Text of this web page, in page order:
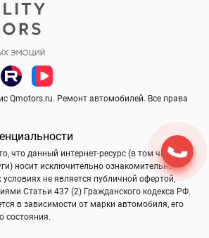
Qmotors.ru. Ремонт автомобилей. Все права
что данный интернет-ресурс (в том числе
носит исключительно ознакомительный
условиях не является публичной офертой,
Статьи 437 (2) Гражданского кодекса РФ.
в зависимости от марки автомобиля, его
состояния.